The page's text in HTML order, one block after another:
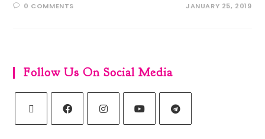
0 COMMENTS JANUARY 25, 2019
Follow Us On Social Media